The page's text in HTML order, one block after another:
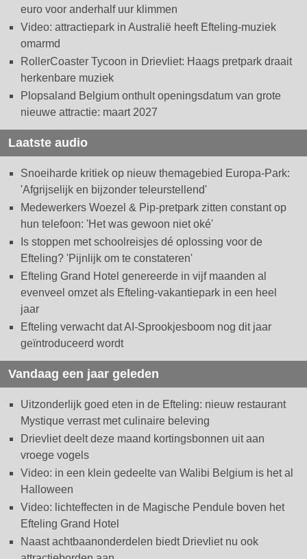
euro voor anderhalf uur klimmen
Video: attractiepark in Australië heeft Efteling-muziek
omarmd
RollerCoaster Tycoon in Drievliet: Haags pretpark draait
herkenbare muziek
Plopsaland Belgium onthult openingsdatum van grote
nieuwe attractie: maart 2027
Laatste audio
Snoeiharde kritiek op nieuw themagebied Europa-Park:
'Afgrijselijk en bijzonder teleurstellend'
Medewerkers Woezel & Pip-pretpark zitten constant op
hun telefoon: 'Het was gewoon niet oké'
Is stoppen met schoolreisjes dé oplossing voor de
Efteling? 'Pijnlijk om te constateren'
Efteling Grand Hotel genereerde in vijf maanden al
evenveel omzet als Efteling-vakantiepark in een heel
jaar
Efteling verwacht dat AI-Sprookjesboom nog dit jaar
geïntroduceerd wordt
Vandaag een jaar geleden
Uitzonderlijk goed eten in de Efteling: nieuw restaurant
Mystique verrast met culinaire beleving
Drievliet deelt deze maand kortingsbonnen uit aan
vroege vogels
Video: in een klein gedeelte van Walibi Belgium is het al
Halloween
Video: lichteffecten in de Magische Pendule boven het
Efteling Grand Hotel
Naast achtbaanonderdelen biedt Drievliet nu ook